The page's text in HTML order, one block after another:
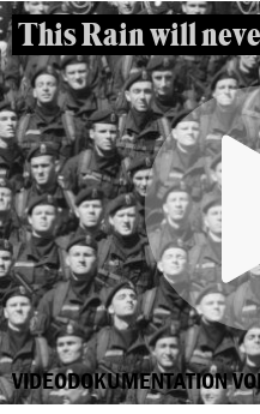
This Rain will
VIDEODOKUMENTATION